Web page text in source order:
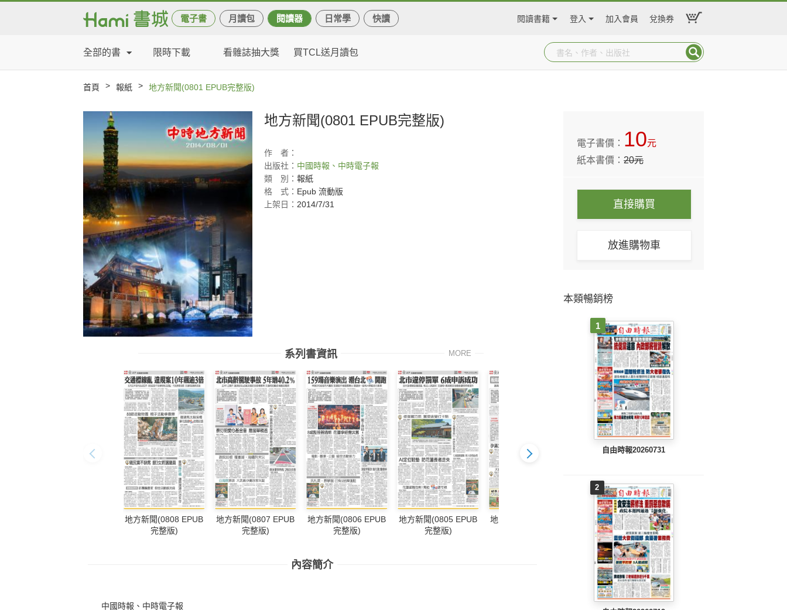
電子書 月讀包 閱讀器 日常學 快讀 閱讀書籍 登入 加入會員 兌換券
全部的書 限時下載 看雜誌抽大獎 買TCL送月讀包
首頁 > 報紙 > 地方新聞(0801 EPUB完整版)
地方新聞(0801 EPUB完整版)
作
者：
出版社： 中國時報、中時電子報
類
別： 報紙
格
式： Epub 流動版
上架日： 2014/7/31
系列書資訊 MORE
地方新聞(0808 EPUB
完整版)
地方新聞(0807 EPUB
完整版)
地方新聞(0806 EPUB
完整版)
地方新聞(0805 EPUB
完整版)
地方新聞(0804 EPUB
地方新聞(0803 EPUB
完整版)
內容簡介
中國時報、中時電子報
電子書價： 10元
紙本書價：20元
直接購買
放進購物車
本類暢銷榜
1
自由時報20260731
2